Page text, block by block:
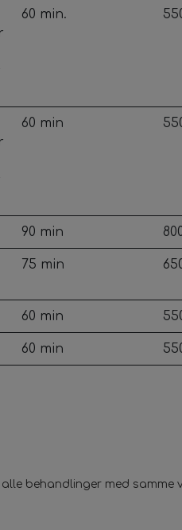
60 min.
60 min
90 min
75 min
60 min
60 min
behandlinger med samme